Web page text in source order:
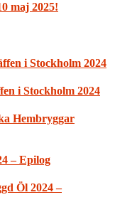
maj 2025!
i Stockholm 2024
i Stockholm 2024
Hembryggar
– Epilog
Öl 2024 –